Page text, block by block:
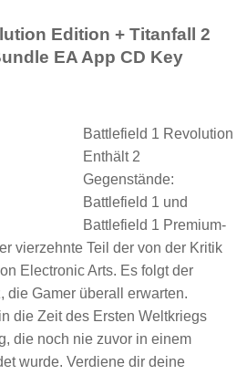
Edition + Titanfall 2
EA App CD Key
Battlefield 1 Revolution
Enthält 2
Gegenstände:
Battlefield 1 und
Battlefield 1 Premium-
vierzehnte Teil der von der Kritik
Electronic Arts. Es folgt der
die Gamer überall erwarten.
die Zeit des Ersten Weltkriegs
die noch nie zuvor in einem
wurde. Verdiene dir deine